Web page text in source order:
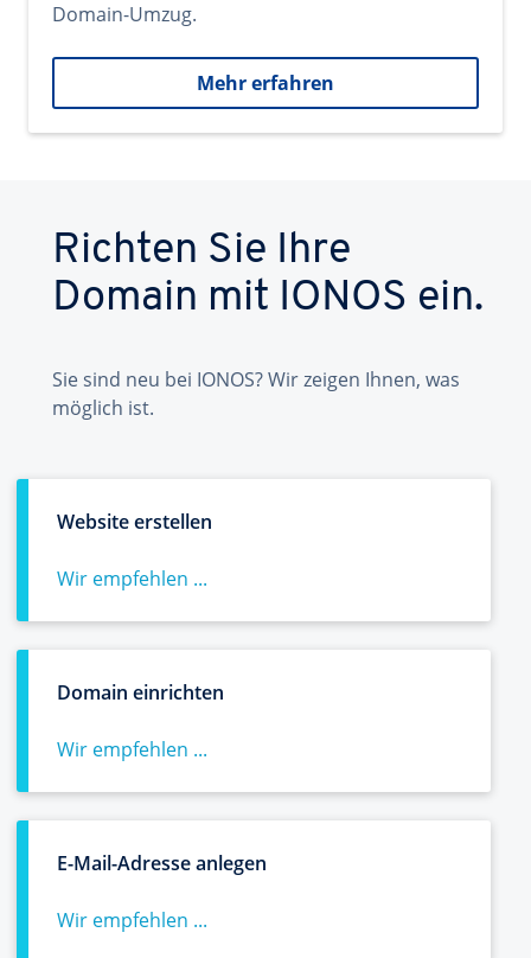
Domain-Umzug.
Mehr erfahren
Richten Sie Ihre
Domain mit IONOS ein.
Sie sind neu bei IONOS? Wir zeigen Ihnen, was
möglich ist.
Website erstellen
Wir empfehlen ...
Domain einrichten
Wir empfehlen ...
E-Mail-Adresse anlegen
Wir empfehlen ...